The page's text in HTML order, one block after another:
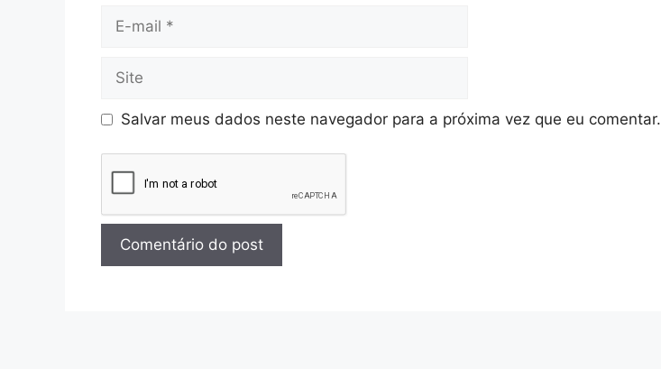
Salvar meus dados neste navegador para a próxima vez que eu comentar.